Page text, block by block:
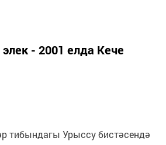
- 2001 елда Кече
тибындагы Урыссу бистәсендә